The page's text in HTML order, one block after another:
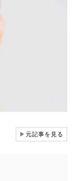
▶元記事を見る